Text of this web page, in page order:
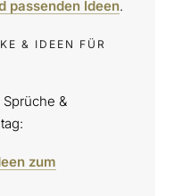
passenden Ideen.
& IDEEN FÜR
&
zum